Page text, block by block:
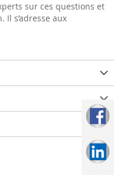
sur ces questions et
s’adresse aux